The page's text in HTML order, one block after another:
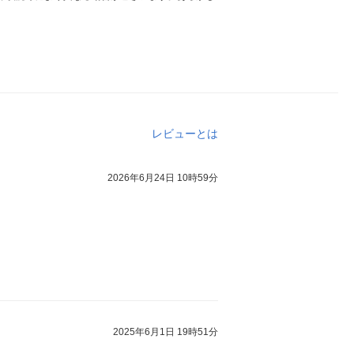
レビューとは
2026年6月24日 10時59分
2025年6月1日 19時51分